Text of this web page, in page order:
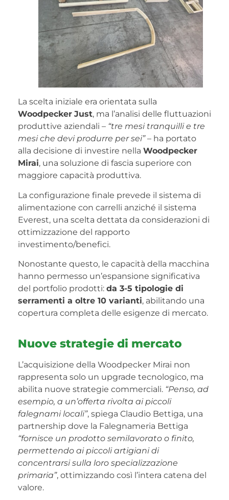
La scelta iniziale era orientata sulla
Woodpecker Just, ma l’analisi delle fluttuazioni
produttive aziendali – “tre mesi tranquilli e tre
mesi che devi produrre per sei”– ha portato
alla decisione di investire nella Woodpecker
Mirai, una soluzione di fascia superiore con
maggiore capacità produttiva.
La configurazione finale prevede il sistema di
alimentazione con carrelli anziché il sistema
Everest, una scelta dettata da considerazioni di
ottimizzazione del rapporto
investimento/benefici.
Nonostante questo, le capacità della macchina
hanno permesso un’espansione significativa
del portfolio prodotti: da 3-5 tipologie di
serramenti a oltre 10 varianti, abilitando una
copertura completa delle esigenze di mercato.
Nuove strategie di mercato
L’acquisizione della Woodpecker Mirai non
rappresenta solo un upgrade tecnologico, ma
abilita nuove strategie commerciali. “Penso, ad
esempio, a un’offerta rivolta ai piccoli
falegnami locali”, spiega Claudio Bettiga, una
partnership dove la Falegnameria Bettiga
“fornisce un prodotto semilavorato o finito,
permettendo ai piccoli artigiani di
concentrarsi sulla loro specializzazione
primaria”, ottimizzando così l’intera catena del
valore.